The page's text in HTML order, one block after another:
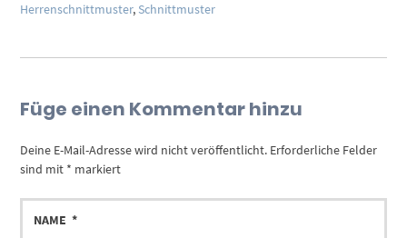
Herrenschnittmuster, Schnittmuster
Füge einen Kommentar hinzu
Deine E-Mail-Adresse wird nicht veröffentlicht. Erforderliche Felder
sind mit * markiert